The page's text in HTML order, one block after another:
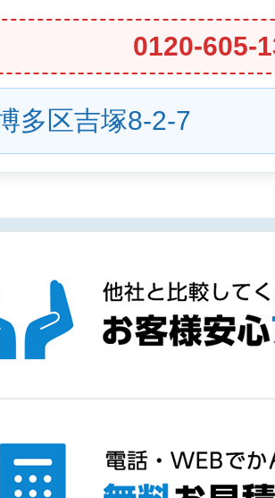
0120-605-
多区吉塚8-2-7